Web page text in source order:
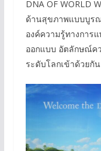
DNA OF WORLD
ด้านสุขภาพแบบบูรณ
องค์ความรู้ทางการ
ออกแบบ อัตลักษณ์ค
ระดับโลกเข้าด้วยกั